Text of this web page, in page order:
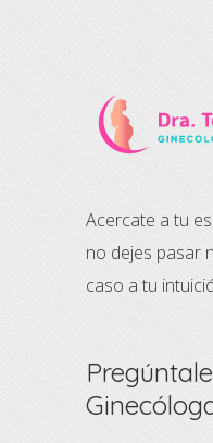
Acercate a tu
no dejes pasar
caso a tu